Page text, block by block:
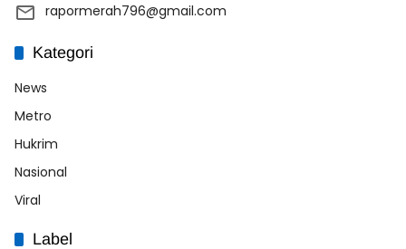
rapormerah796@gmail.com
Kategori
News
Metro
Hukrim
Nasional
Viral
Label